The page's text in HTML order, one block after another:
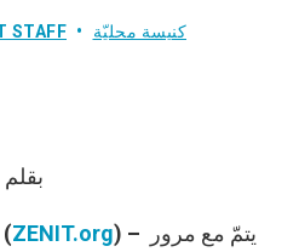
STAFF كنيسة محليّة
روما، الخميس ٣ مايو 2012 (ZENIT.org) – يتمّ مع مرور